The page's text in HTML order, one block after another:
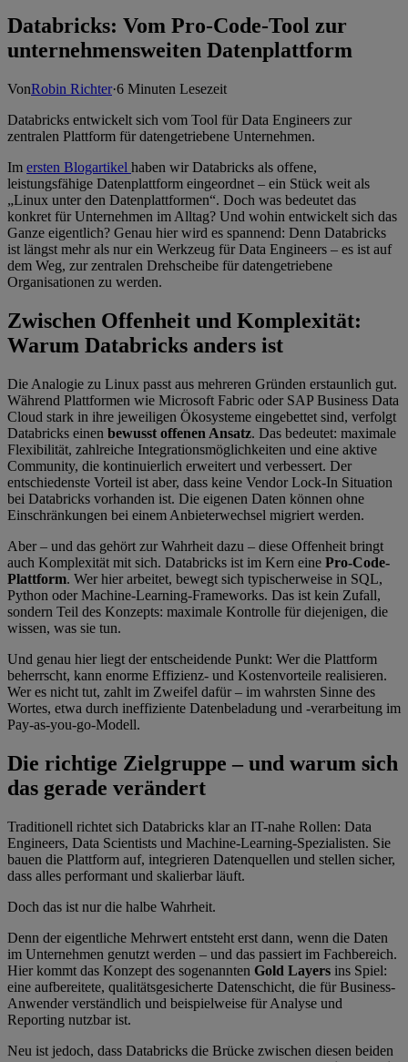
Databricks: Vom Pro-Code-Tool zur
unternehmensweiten Datenplattform
VonRobin Richter·6 Minuten Lesezeit
Databricks entwickelt sich vom Tool für Data Engineers zur
zentralen Plattform für datengetriebene Unternehmen.
Im ersten Blogartikel haben wir Databricks als offene,
leistungsfähige Datenplattform eingeordnet – ein Stück weit als
„Linux unter den Datenplattformen“. Doch was bedeutet das
konkret für Unternehmen im Alltag? Und wohin entwickelt sich das
Ganze eigentlich? Genau hier wird es spannend: Denn Databricks
ist längst mehr als nur ein Werkzeug für Data Engineers – es ist auf
dem Weg, zur zentralen Drehscheibe für datengetriebene
Organisationen zu werden.
Zwischen Offenheit und Komplexität:
Warum Databricks anders ist
Die Analogie zu Linux passt aus mehreren Gründen erstaunlich gut.
Während Plattformen wie Microsoft Fabric oder SAP Business Data
Cloud stark in ihre jeweiligen Ökosysteme eingebettet sind, verfolgt
Databricks einen bewusst offenen Ansatz. Das bedeutet: maximale
Flexibilität, zahlreiche Integrationsmöglichkeiten und eine aktive
Community, die kontinuierlich erweitert und verbessert. Der
entschiedenste Vorteil ist aber, dass keine Vendor Lock-In Situation
bei Databricks vorhanden ist. Die eigenen Daten können ohne
Einschränkungen bei einem Anbieterwechsel migriert werden.
Aber – und das gehört zur Wahrheit dazu – diese Offenheit bringt
auch Komplexität mit sich. Databricks ist im Kern eine Pro-Code-
Plattform. Wer hier arbeitet, bewegt sich typischerweise in SQL,
Python oder Machine-Learning-Frameworks. Das ist kein Zufall,
sondern Teil des Konzepts: maximale Kontrolle für diejenigen, die
wissen, was sie tun.
Und genau hier liegt der entscheidende Punkt: Wer die Plattform
beherrscht, kann enorme Effizienz- und Kostenvorteile realisieren.
Wer es nicht tut, zahlt im Zweifel dafür – im wahrsten Sinne des
Wortes, etwa durch ineffiziente Datenbeladung und -verarbeitung im
Pay-as-you-go-Modell.
Die richtige Zielgruppe – und warum sich
das gerade verändert
Traditionell richtet sich Databricks klar an IT-nahe Rollen: Data
Engineers, Data Scientists und Machine-Learning-Spezialisten. Sie
bauen die Plattform auf, integrieren Datenquellen und stellen sicher,
dass alles performant und skalierbar läuft.
Doch das ist nur die halbe Wahrheit.
Denn der eigentliche Mehrwert entsteht erst dann, wenn die Daten
im Unternehmen genutzt werden – und das passiert im Fachbereich.
Hier kommt das Konzept des sogenannten Gold Layers ins Spiel:
eine aufbereitete, qualitätsgesicherte Datenschicht, die für Business-
Anwender verständlich und beispielweise für Analyse und
Reporting nutzbar ist.
Neu ist jedoch, dass Databricks die Brücke zwischen diesen beiden